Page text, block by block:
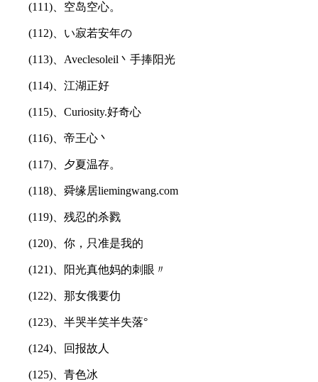
(111)、空岛空心。
(112)、い寂若安年の
(113)、Aveclesoleil丶手捧阳光
(114)、江湖正好
(115)、Curiosity.好奇心
(116)、帝王心丶
(117)、夕夏温存。
(118)、舜缘居liemingwang.com
(119)、残忍的杀戮
(120)、你，只准是我的
(121)、阳光真他妈的刺眼〃
(122)、那女俄要仂
(123)、半哭半笑半失落°
(124)、回报故人
(125)、青色冰